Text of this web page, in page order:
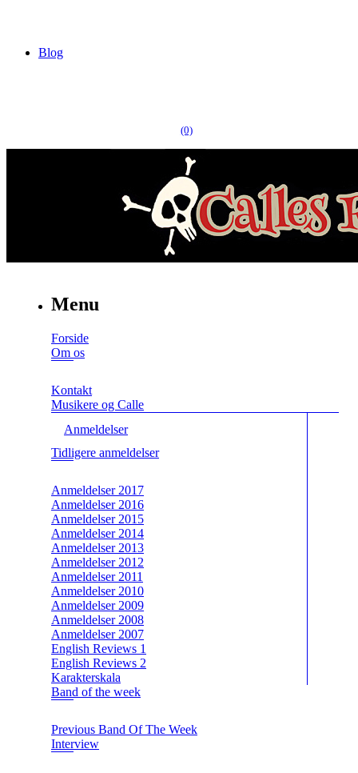
Blog
(0)
Menu
Forside
Om os
Kontakt
Musikere og Calle
Anmeldelser
Tidligere anmeldelser
Anmeldelser 2017
Anmeldelser 2016
Anmeldelser 2015
Anmeldelser 2014
Anmeldelser 2013
Anmeldelser 2012
Anmeldelser 2011
Anmeldelser 2010
Anmeldelser 2009
Anmeldelser 2008
Anmeldelser 2007
English Reviews 1
English Reviews 2
Karakterskala
Band of the week
Previous Band Of The Week
Interview